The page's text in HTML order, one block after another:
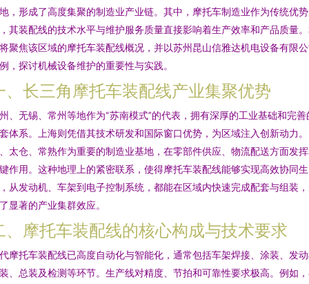
，形成了高度集聚的制造业产业链。其中，摩托车制造业作为传统优
其装配线的技术水平与维护服务质量直接影响着生产效率和产品质量
聚焦该区域的摩托车装配线概况，并以苏州昆山信雅达机电设备有限
，探讨机械设备维护的重要性与实践。
、长三角摩托车装配线产业集聚优势
、无锡、常州等地作为“苏南模式”的代表，拥有深厚的工业基础和完善
体系。上海则凭借其技术研发和国际窗口优势，为区域注入创新动力
太仓、常熟作为重要的制造业基地，在零部件供应、物流配送方面发
作用。这种地理上的紧密联系，使得摩托车装配线能够实现高效协同生
从发动机、车架到电子控制系统，都能在区域内快速完成配套与组装
显著的产业集群效应。
、摩托车装配线的核心构成与技术要求
摩托车装配线已高度自动化与智能化，通常包括车架焊接、涂装、发
、总装及检测等环节。生产线对精度、节拍和可靠性要求极高。例如